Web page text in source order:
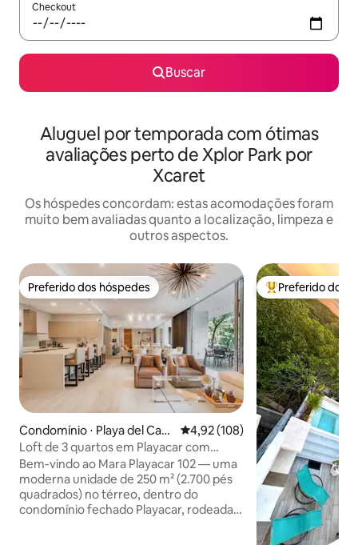
Checkout
Buscar
Aluguel por temporada com ótimas
avaliações perto de Xplor Park por
Xcaret
Os hóspedes concordam: estas acomodações foram
muito bem avaliadas quanto a localização, limpeza e
outros aspectos.
Preferido dos hóspedes
Preferido dos hóspedes
Condomínio ⋅ Playa del Car
men
4,92 de uma avaliação média de
4,92 (108)
Loft de 3 quartos em Playacar com
portaria | Praia + cidade | Piscina +
academia
Bem-vindo ao Mara Playacar 102 — uma
moderna unidade de 250 m² (2.700 pés
quadrados) no térreo, dentro do
condomínio fechado Playacar, rodeada
Entre os
Preferido dos